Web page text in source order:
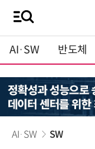
AI·SW 반도체
AI·SW SW